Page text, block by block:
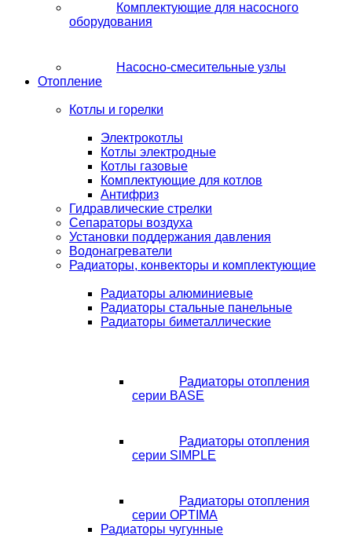
Комплектующие для насосного
оборудования
Насосно-смесительные узлы
Отопление
Котлы и горелки
Электрокотлы
Котлы электродные
Котлы газовые
Комплектующие для котлов
Антифриз
Гидравлические стрелки
Сепараторы воздуха
Установки поддержания давления
Водонагреватели
Радиаторы, конвекторы и комплектующие
Радиаторы алюминиевые
Радиаторы стальные панельные
Радиаторы биметаллические
Радиаторы отопления
серии BASE
Радиаторы отопления
серии SIMPLE
Радиаторы отопления
серии OPTIMA
Радиаторы чугунные